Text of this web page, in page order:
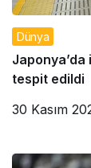
Dünya
Japonya’da
tespit edildi
30 Kasım